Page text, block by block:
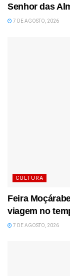
Senhor das
7 DE AGOSTO, 2026
CULTURA
Feira
viagem no
7 DE AGOSTO, 2026